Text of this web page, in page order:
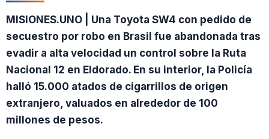
MISIONES.UNO | Una Toyota SW4 con pedido de
secuestro por robo en Brasil fue abandonada tras
evadir a alta velocidad un control sobre la Ruta
Nacional 12 en Eldorado. En su interior, la Policía
halló 15.000 atados de cigarrillos de origen
extranjero, valuados en alrededor de 100
millones de pesos.